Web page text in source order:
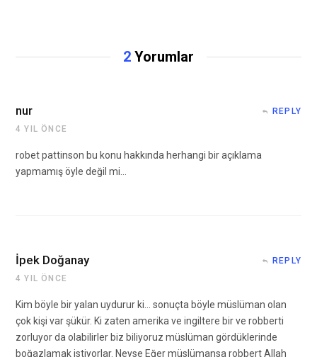
2 Yorumlar
nur
4 YIL ÖNCE
REPLY
robet pattinson bu konu hakkında herhangi bir açıklama
yapmamış öyle değil mi…
İpek Doğanay
4 YIL ÖNCE
REPLY
Kim böyle bir yalan uydurur ki… sonuçta böyle müslüman olan
çok kişi var şükür. Ki zaten amerika ve ingiltere bir ve robberti
zorluyor da olabilirler biz biliyoruz müslüman gördüklerinde
boğazlamak istiyorlar. Neyse Eğer müslümansa robbert Allah